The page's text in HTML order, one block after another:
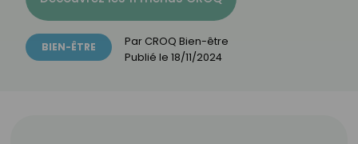
BIEN-ÊTRE Par CROQ Bien-être
Publié le 18/11/2024